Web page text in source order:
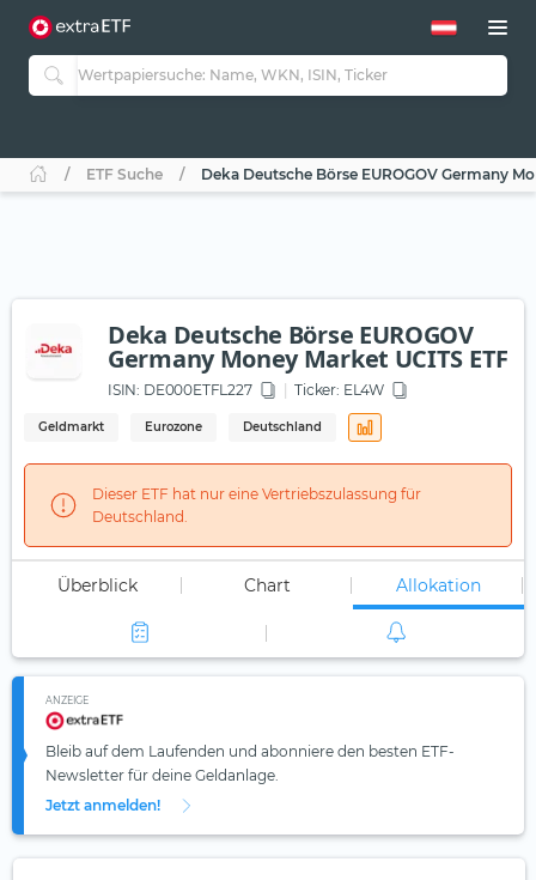
ETF Suche Deka Deutsche Börse EUROGOV Germany
Deka Deutsche Börse EUROGOV
Germany Money Market UCITS ETF
ISIN: DE000ETFL227 Ticker: EL4W
Geldmarkt Eurozone Deutschland
Dieser ETF hat nur eine Vertriebszulassung für
Deutschland.
Überblick Chart Allokation
ANZEIGE
Bleib auf dem Laufenden und abonniere den besten ETF-
Newsletter für deine Geldanlage.
Jetzt anmelden!